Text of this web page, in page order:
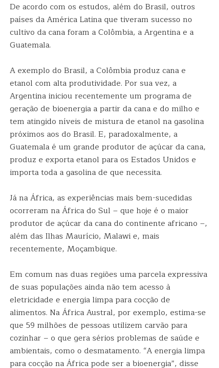
De acordo com os estudos, além do Brasil, outros
países da América Latina que tiveram sucesso no
cultivo da cana foram a Colômbia, a Argentina e a
Guatemala.
A exemplo do Brasil, a Colômbia produz cana e
etanol com alta produtividade. Por sua vez, a
Argentina iniciou recentemente um programa de
geração de bioenergia a partir da cana e do milho e
tem atingido níveis de mistura de etanol na gasolina
próximos aos do Brasil. E, paradoxalmente, a
Guatemala é um grande produtor de açúcar da cana,
produz e exporta etanol para os Estados Unidos e
importa toda a gasolina de que necessita.
Já na África, as experiências mais bem-sucedidas
ocorreram na África do Sul – que hoje é o maior
produtor de açúcar da cana do continente africano –,
além das Ilhas Maurício, Malawi e, mais
recentemente, Moçambique.
Em comum nas duas regiões uma parcela expressiva
de suas populações ainda não tem acesso à
eletricidade e energia limpa para cocção de
alimentos. Na África Austral, por exemplo, estima-se
que 59 milhões de pessoas utilizem carvão para
cozinhar – o que gera sérios problemas de saúde e
ambientais, como o desmatamento. “A energia limpa
para cocção na África pode ser a bioenergia”, disse